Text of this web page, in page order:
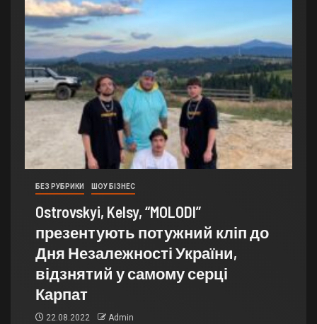
БЕЗ РУБРИКИ ШОУ БІЗНЕС
Ostrovskyi, Kelsy, “MOLODI”
презентують потужний кліп до
Дня Незалежності України,
відзнятий у самому серці
Карпат
22.08.2022 Admin